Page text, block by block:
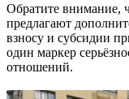
Обратите внимание,
предлагают
взносу и субсидии
один маркер
отношений.